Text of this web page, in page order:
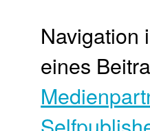
Navigation
eines